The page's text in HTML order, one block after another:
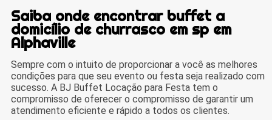
Saiba onde encontrar buffet a
domicílio de churrasco em sp em
Alphaville
Sempre com o intuito de proporcionar a você as melhores
condições para que seu evento ou festa seja realizado com
sucesso. A BJ Buffet Locação para Festa tem o
compromisso de oferecer o compromisso de garantir um
atendimento eficiente e rápido a todos os clientes.